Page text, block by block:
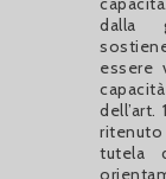
dalla
essere
tutela